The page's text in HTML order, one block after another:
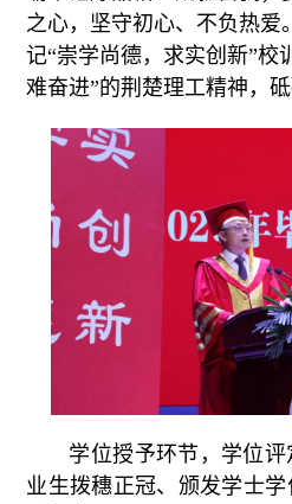
之心，坚守初心、不负热爱
记“崇学尚德，求实创新”校
难奋进”的荆楚理工精神，
学位授予环节，学位
业生拨穗正冠、颁发学士